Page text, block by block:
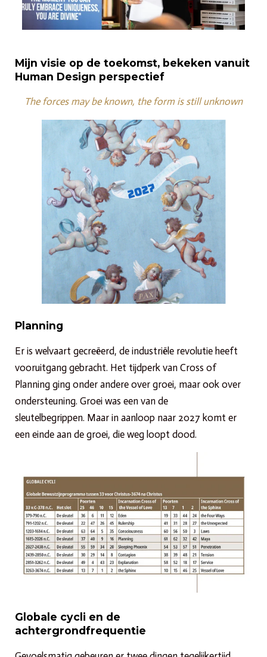
Mijn visie op de toekomst, bekeken vanuit
Human Design perspectief
The forces may be known, the form is still unknown
Planning
Er is welvaart gecreëerd, de industriële revolutie heeft
vooruitgang gebracht. Het tijdperk van Cross of
Planning ging onder andere over groei, maar ook over
ondersteuning. Groei was een van de
sleutelbegrippen. Maar in aanloop naar 2027 komt er
een einde aan de groei, die weg loopt dood.
Globale cycli en de
achtergrondfrequentie